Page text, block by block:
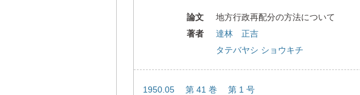
論文
地方行政再配分の方法について
著者
達林 正吉
タテバヤシ ショウキチ
1950.05 第 41 巻 第 1 号